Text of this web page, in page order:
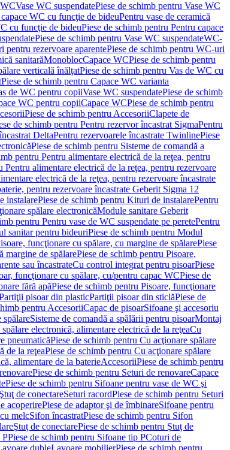
Vase WC suspendatePiese de schimb pentru Vase WC
WC cu funcţie de bideuPentru vase de ceramică
cu funcţie de bideuPiese de schimb pentru Pentru capace
Piese de schimb pentru Vase WC suspendateWC-
pentru rezervoare aparentePiese de schimb pentru WC-uri
sanitarăMonoblocCapace WCPiese de schimb pentru
verticală înălţatPiese de schimb pentru Vas de WC cu
Piese de schimb pentru Capace WC varianta
de WC pentru copiiVase WC suspendatePiese de schimb
WC pentru copiiCapace WCPiese de schimb pentru
Piese de schimb pentru AccesoriiClapete de
de schimb pentru Pentru rezervor încastrat SigmaPentru
DeltaPentru rezervoarele încastrate TwinlinePiese
Piese de schimb pentru Sisteme de comandă a
pentru Pentru alimentare electrică de la reţea, pentru
Pentru alimentare electrică de la reţea, pentru rezervoare
electrică de la reţea, pentru rezervoare încastrate
pentru rezervoare încastrate Geberit Sigma 12
instalarePiese de schimb pentru Kituri de instalarePentru
spălare electronicăModule sanitare Geberit
pentru Pentru vase de WC suspendate pe peretePentru
sanitar pentru bideuriPiese de schimb pentru Modul
funcţionare cu spălare, cu margine de spălarePiese
margine de spălarePiese de schimb pentru Pisoare,
sau încastrateCu control integrat pentru pisoarPiese
funcţionare cu spălare, cu/pentru capac WCPiese de
fără apăPiese de schimb pentru Pisoare, funcţionare
pisoar din plasticPartiţii pisoar din sticlăPiese de
pentru AccesoriiCapac de pisoarSifoane şi accesoriu
Sisteme de comandă a spălării pentru pisoarMontaj
electronică, alimentare electrică de la reţeaCu
pneumaticăPiese de schimb pentru Cu acţionare spălare
de la reţeaPiese de schimb pentru Cu acţionare spălare
alimentare de la baterieAccesoriiPiese de schimb pentru
Piese de schimb pentru Seturi de renovareCapace
Piese de schimb pentru Sifoane pentru vase de WC şi
de conectareSeturi racordPiese de schimb pentru Seturi
acoperirePiese de adaptor şi de îmbinareSifoane pentru
melcSifon încastratPiese de schimb pentru Sifon
Ştuţ de conectarePiese de schimb pentru Ştuţ de
PPiese de schimb pentru Sifoane tip PCoturi de
dubleLavoare mobilierPiese de schimb pentru